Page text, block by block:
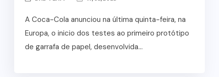
A Coca-Cola anunciou na última quinta-feira, na
Europa, o inicio dos testes ao primeiro protótipo
de garrafa de papel, desenvolvida...